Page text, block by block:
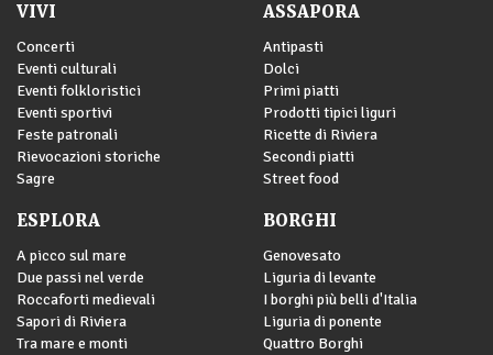
VIVI
Concerti
Eventi culturali
Eventi folkloristici
Eventi sportivi
Feste patronali
Rievocazioni storiche
Sagre
ASSAPORA
Antipasti
Dolci
Primi piatti
Prodotti tipici liguri
Ricette di Riviera
Secondi piatti
Street food
ESPLORA
A picco sul mare
Due passi nel verde
Roccaforti medievali
Sapori di Riviera
Tra mare e monti
BORGHI
Genovesato
Liguria di levante
I borghi più belli d'Italia
Liguria di ponente
Quattro Borghi